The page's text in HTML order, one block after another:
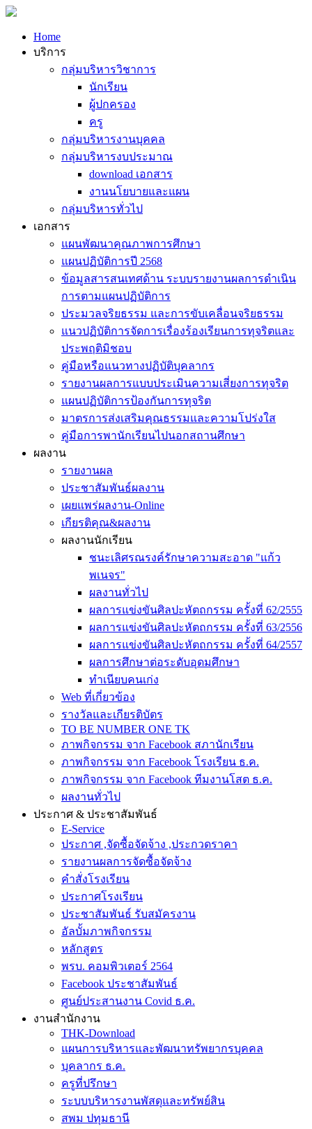
Home
บริการ
กลุ่มบริหารวิชาการ
นักเรียน
ผู้ปกครอง
ครู
กลุ่มบริหารงานบุคคล
กลุ่มบริหารงบประมาณ
download เอกสาร
งานนโยบายและแผน
กลุ่มบริหารทั่วไป
เอกสาร
แผนพัฒนาคุณภาพการศึกษา
แผนปฏิบัติการปี 2568
ข้อมูลสารสนเทศด้าน ระบบรายงานผลการดำเนิน
การตามแผนปฏิบัติการ
ประมวลจริยธรรม และการขับเคลื่อนจริยธรรม
แนวปฏิบัติการจัดการเรื่องร้องเรียนการทุจริตและ
ประพฤติมิชอบ
คู่มือหรือแนวทางปฏิบัติบุคลากร
รายงานผลการแบบประเมินความเสี่ยงการทุจริต
แผนปฏิบัติการป้องกันการทุจริต
มาตรการส่งเสริมคุณธรรมและความโปร่งใส
คู่มือการพานักเรียนไปนอกสถานศึกษา
ผลงาน
รายงานผล
ประชาสัมพันธ์ผลงาน
เผยแพร่ผลงาน-Online
เกียรติคุณ&ผลงาน
ผลงานนักเรียน
ชนะเลิศรณรงค์รักษาความสะอาด "แก้ว
พเนจร"
ผลงานทั่วไป
ผลการแข่งขันศิลปะหัตถกรรม ครั้งที่ 62/2555
ผลการแข่งขันศิลปะหัตถกรรม ครั้งที่ 63/2556
ผลการแข่งขันศิลปะหัตถกรรม ครั้งที่ 64/2557
ผลการศึกษาต่อระดับอุดมศึกษา
ทำเนียบคนเก่ง
Web ที่เกี่ยวข้อง
รางวัลและเกียรติบัตร
TO BE NUMBER ONE TK
ภาพกิจกรรม จาก Facebook สภานักเรียน
ภาพกิจกรรม จาก Facebook โรงเรียน ธ.ค.
ภาพกิจกรรม จาก Facebook ทีมงานโสต ธ.ค.
ผลงานทั่วไป
ประกาศ & ประชาสัมพันธ์
E-Service
ประกาศ ,จัดซื้อจัดจ้าง ,ประกวดราคา
รายงานผลการจัดซื้อจัดจ้าง
คำสั่งโรงเรียน
ประกาศโรงเรียน
ประชาสัมพันธ์ รับสมัครงาน
อัลบั้มภาพกิจกรรม
หลักสูตร
พรบ. คอมพิวเตอร์ 2564
Facebook ประชาสัมพันธ์
ศูนย์ประสานงาน Covid ธ.ค.
งานสำนักงาน
THK-Download
แผนการบริหารและพัฒนาทรัพยากรบุคคล
บุคลากร ธ.ค.
ครูที่ปรึกษา
ระบบบริหารงานพัสดุและทรัพย์สิน
สพม ปทุมธานี